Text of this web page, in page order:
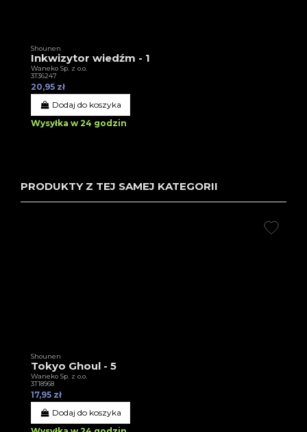
Shounen
Inkwizytor wiedźm - 1
Waneko Sp. z o.o.
3T36247
20,95 zł
Dodaj do koszyka
Wysyłka w 24 godzin
PRODUKTY Z TEJ SAMEJ KATEGORII
Shounen
Tokyo Ghoul - 5
Waneko Sp. z o.o.
3T18968
17,95 zł
Dodaj do koszyka